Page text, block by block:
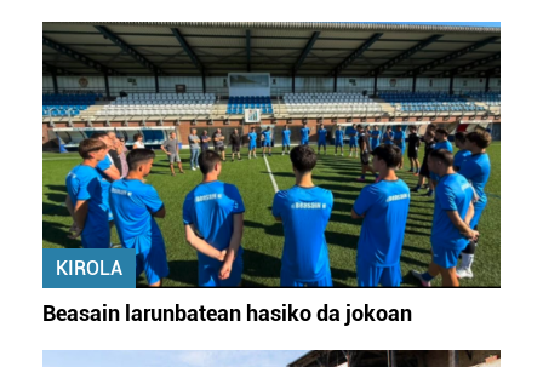
KIROLA
Beasain larunbatean hasiko da jokoan